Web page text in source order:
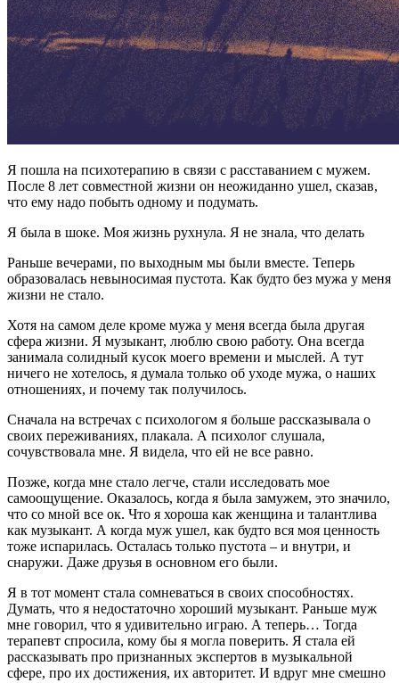
Я пошла на психотерапию в связи с расставанием с мужем.
После 8 лет совместной жизни он неожиданно ушел, сказав,
что ему надо побыть одному и подумать.
Я была в шоке. Моя жизнь рухнула. Я не знала, что делать
Раньше вечерами, по выходным мы были вместе. Теперь
образовалась невыносимая пустота. Как будто без мужа у меня
жизни не стало.
Хотя на самом деле кроме мужа у меня всегда была другая
сфера жизни. Я музыкант, люблю свою работу. Она всегда
занимала солидный кусок моего времени и мыслей. А тут
ничего не хотелось, я думала только об уходе мужа, о наших
отношениях, и почему так получилось.
Сначала на встречах с психологом я больше рассказывала о
своих переживаниях, плакала. А психолог слушала,
сочувствовала мне. Я видела, что ей не все равно.
Позже, когда мне стало легче, стали исследовать мое
самоощущение. Оказалось, когда я была замужем, это значило,
что со мной все ок. Что я хороша как женщина и талантлива
как музыкант. А когда муж ушел, как будто вся моя ценность
тоже испарилась. Осталась только пустота – и внутри, и
снаружи. Даже друзья в основном его были.
Я в тот момент стала сомневаться в своих способностях.
Думать, что я недостаточно хороший музыкант. Раньше муж
мне говорил, что я удивительно играю. А теперь… Тогда
терапевт спросила, кому бы я могла поверить. Я стала ей
рассказывать про признанных экспертов в музыкальной
сфере, про их достижения, их авторитет. И вдруг мне смешно